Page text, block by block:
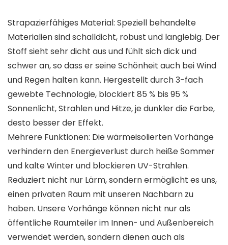
Strapazierfähiges Material: Speziell behandelte
Materialien sind schalldicht, robust und langlebig. Der
Stoff sieht sehr dicht aus und fühlt sich dick und
schwer an, so dass er seine Schönheit auch bei Wind
und Regen halten kann. Hergestellt durch 3-fach
gewebte Technologie, blockiert 85 % bis 95 %
Sonnenlicht, Strahlen und Hitze, je dunkler die Farbe,
desto besser der Effekt.
Mehrere Funktionen: Die wärmeisolierten Vorhänge
verhindern den Energieverlust durch heiße Sommer
und kalte Winter und blockieren UV-Strahlen.
Reduziert nicht nur Lärm, sondern ermöglicht es uns,
einen privaten Raum mit unseren Nachbarn zu
haben. Unsere Vorhänge können nicht nur als
öffentliche Raumteiler im Innen- und Außenbereich
verwendet werden, sondern dienen auch als